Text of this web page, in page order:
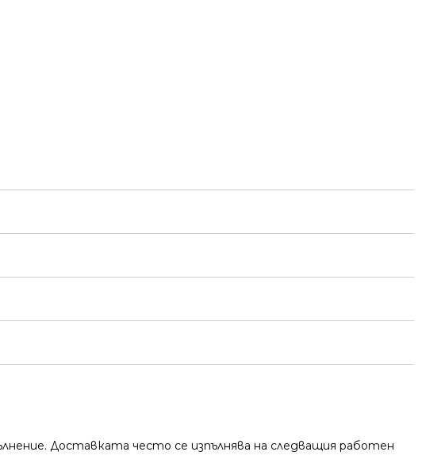
Доставката често се изпълнява на следващия работен